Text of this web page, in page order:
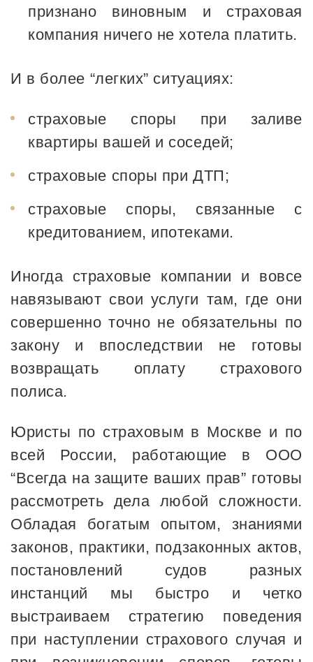
признано виновным и страховая
компания ничего не хотела платить.
И в более “легких” ситуациях:
страховые споры при заливе
квартиры вашей и соседей;
страховые споры при ДТП;
страховые споры, связанные с
кредитованием, ипотеками.
Иногда страховые компании и вовсе
навязывают свои услуги там, где они
совершенно точно не обязательны по
закону и впоследствии не готовы
возвращать оплату страхового
полиса.
Юристы по страховым в Москве и по
всей России, работающие в ООО
“Всегда на защите ваших прав” готовы
рассмотреть дела любой сложности.
Обладая богатым опытом, знаниями
законов, практики, подзаконных актов,
постановлений судов разных
инстанций мы быстро и четко
выстраиваем стратегию поведения
при наступлении страхового случая и